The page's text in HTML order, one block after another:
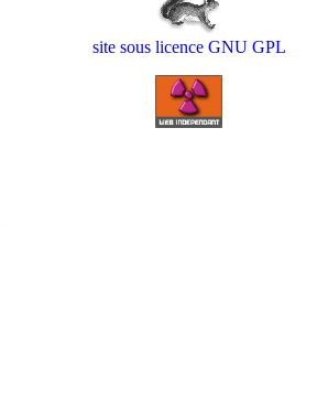
site sous licence GNU GPL